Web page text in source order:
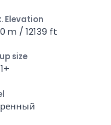
Elevation
m / 12139 ft
size